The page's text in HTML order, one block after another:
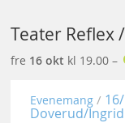
Teater Reflex
fre 16 okt kl 19.00 –
Evenemang
Doverud/